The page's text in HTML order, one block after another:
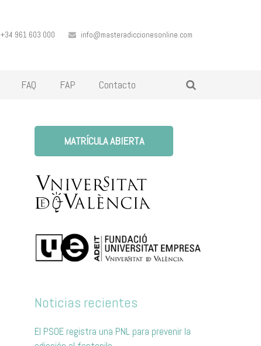
+34 961 603 000 info@masteradiccionesonline.com
FAQ FAP Contacto
MATRÍCULA ABIERTA
Noticias recientes
El PSOE registra una PNL para prevenir la